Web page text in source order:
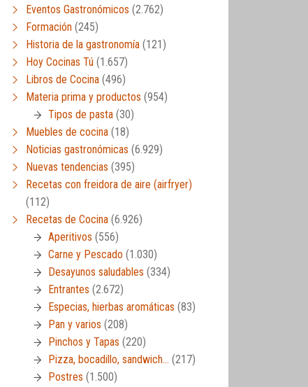
Eventos Gastronómicos (2.762)
Formación (245)
Historia de la gastronomía (121)
Hoy Cocinas Tú (1.657)
Libros de Cocina (496)
Materia prima y productos (954)
Tipos de pasta (30)
Muebles de cocina (18)
Noticias gastronómicas (6.929)
Nuevas tendencias (395)
Recetas con freidora de aire (airfryer)
(112)
Recetas de Cocina (6.926)
Aperitivos (556)
Carne y Pescado (1.030)
Desayunos saludables (334)
Entrantes (2.672)
Especias, hierbas aromáticas (83)
Pan y varios (208)
Pinchos y Tapas (220)
Pizza, bocadillo, sandwich… (217)
Postres (1.500)